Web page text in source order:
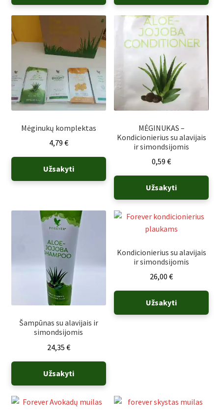
Mėginukų komplektas
4,79 €
Užsakyti
MĖGINUKAS –
Kondicionierius su alavijais
ir simondsijomis
0,59€
Užsakyti
Šampūnas su alavijais ir
simondsijomis
24,35 €
Užsakyti
Kondicionierius su alavijais
ir simondsijomis
26,00€
Užsakyti